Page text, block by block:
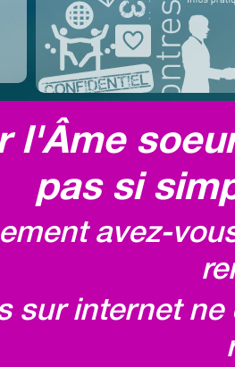
l'Âme
pas si
avez-
sur internet